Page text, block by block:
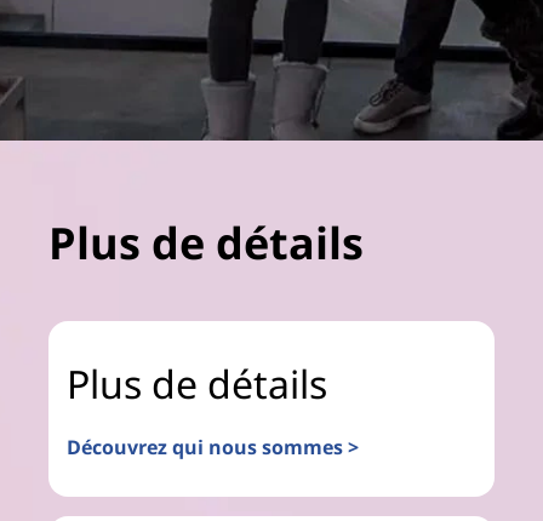
Plus de détails
Plus de détails
Découvrez qui nous sommes >